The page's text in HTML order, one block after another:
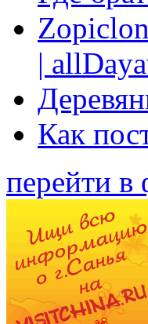
|
Как
перейти в